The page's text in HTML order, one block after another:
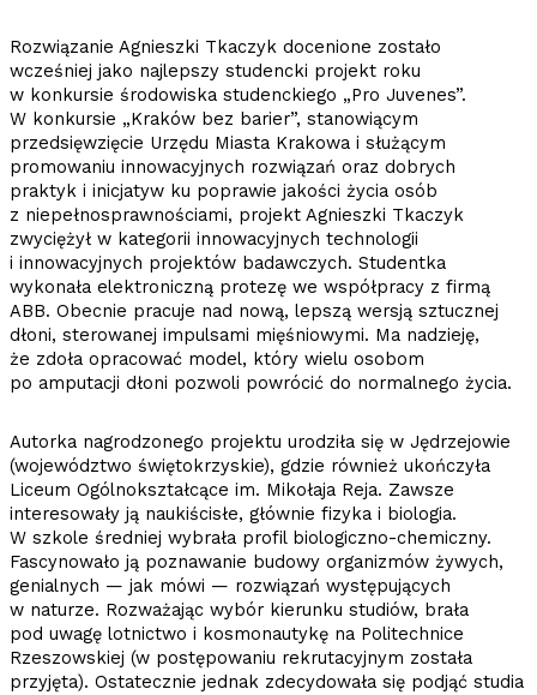
Rozwiązanie Agnieszki Tkaczyk docenione zostało
wcześniej jako najlepszy studencki projekt roku
w konkursie środowiska studenckiego „Pro Juvenes”.
W konkursie „Kraków bez barier”, stanowiącym
przedsięwzięcie Urzędu Miasta Krakowa i służącym
promowaniu innowacyjnych rozwiązań oraz dobrych
praktyk i inicjatyw ku poprawie jakości życia osób
z niepełnosprawnościami, projekt Agnieszki Tkaczyk
zwyciężył w kategorii innowacyjnych technologii
i innowacyjnych projektów badawczych. Studentka
wykonała elektroniczną protezę we współpracy z firmą
ABB. Obecnie pracuje nad nową, lepszą wersją sztucznej
dłoni, sterowanej impulsami mięśniowymi. Ma nadzieję,
że zdoła opracować model, który wielu osobom
po amputacji dłoni pozwoli powrócić do normalnego życia.
Autorka nagrodzonego projektu urodziła się w Jędrzejowie
(województwo świętokrzyskie), gdzie również ukończyła
Liceum Ogólnokształcące im. Mikołaja Reja. Zawsze
interesowały ją naukiścisłe, głównie fizyka i biologia.
W szkole średniej wybrała profil biologiczno-chemiczny.
Fascynowało ją poznawanie budowy organizmów żywych,
genialnych — jak mówi — rozwiązań występujących
w naturze. Rozważając wybór kierunku studiów, brała
pod uwagę lotnictwo i kosmo­nautykę na Politechnice
Rzeszowskiej (w postępowaniu rekrutacyjnym została
przyjęta). Ostatecznie jednak zdecydowała się podjąć studia